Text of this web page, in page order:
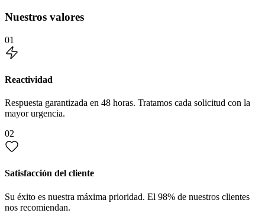
Nuestros valores
01
Reactividad
Respuesta garantizada en 48 horas. Tratamos cada solicitud con la
mayor urgencia.
02
Satisfacción del cliente
Su éxito es nuestra máxima prioridad. El 98% de nuestros clientes
nos recomiendan.